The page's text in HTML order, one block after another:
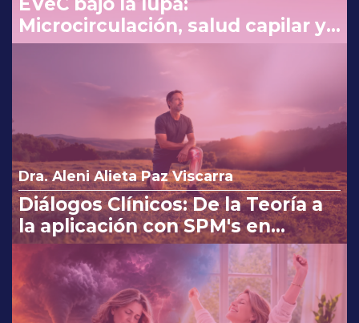
Microcirculación, salud capilar y
costo beneficio en la consulta
Dra. Aleni Alieta Paz Viscarra
Diálogos Clínicos: De la Teoría a
la aplicación con SPM's en
Osteoartritis